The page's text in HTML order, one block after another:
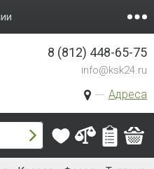
Адреса
8 (812) 448-65-75
info@ksk24.ru